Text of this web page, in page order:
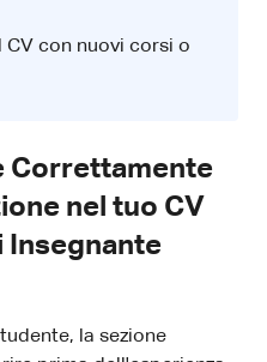
con nuovi corsi o
Correttamente
nel tuo CV
Insegnante
la sezione